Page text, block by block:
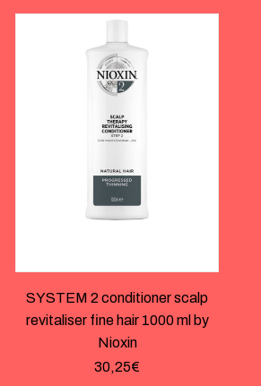
SYSTEM 2 conditioner scalp
revitaliser fine hair 1000 ml by
Nioxin
30,25€